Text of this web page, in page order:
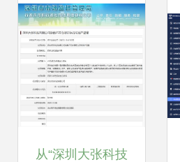
与有喜企业ERP解
析
从“深圳大张科技